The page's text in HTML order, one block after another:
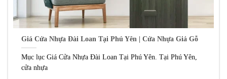
Giá Cửa Nhựa Đài Loan Tại Phú Yên | Cửa Nhựa Giả Gỗ
Mục lục Giá Cửa Nhựa Đài Loan Tại Phú Yên. Tại Phú Yên,
cửa nhựa